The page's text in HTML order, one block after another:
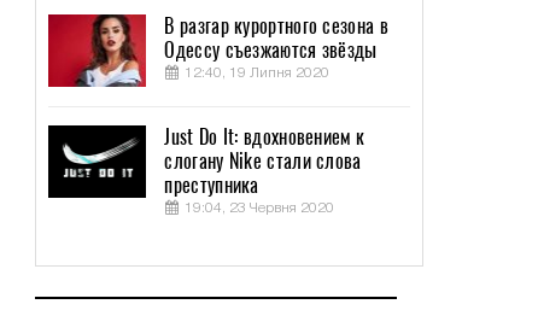
В разгар курортного сезона в
Одессу съезжаются звёзды
12:40, 19 Липня 2020
Just Do It: вдохновением к
слогану Nike стали слова
преступника
19:04, 23 Червня 2020